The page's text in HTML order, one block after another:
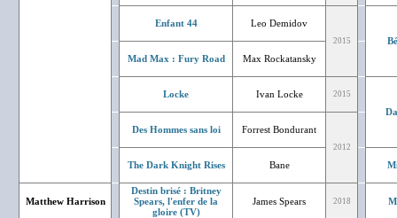
Enfant 44 Leo Demidov
2015
Mad Max : Fury Road
Max Rockatansky
Locke Ivan Locke 2015
Des Hommes sans loi
Forrest Bondurant
2012
The Dark Knight Rises Bane
Matthew Harrison
Destin brisé : Britney
Spears, l'enfer de la
gloire (TV)
James Spears 2018